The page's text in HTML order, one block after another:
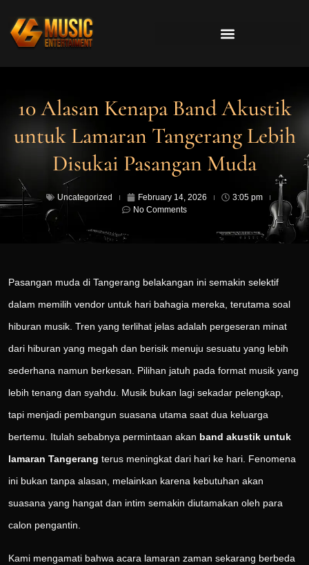
10 Alasan Kenapa Band Akustik
untuk Lamaran Tangerang Lebih
Disukai Pasangan Muda
Uncategorized February 14, 2026
3:05 pm
No Comments
Pasangan muda di Tangerang belakangan ini semakin selektif
dalam memilih vendor untuk hari bahagia mereka, terutama soal
hiburan musik. Tren yang terlihat jelas adalah pergeseran minat
dari hiburan yang megah dan berisik menuju sesuatu yang lebih
sederhana namun berkesan. Pilihan jatuh pada format musik yang
lebih tenang dan syahdu. Musik bukan lagi sekadar pelengkap,
tapi menjadi pembangun suasana utama saat dua keluarga
bertemu. Itulah sebabnya permintaan akan band akustik untuk
lamaran Tangerang terus meningkat dari hari ke hari. Fenomena
ini bukan tanpa alasan, melainkan karena kebutuhan akan
suasana yang hangat dan intim semakin diutamakan oleh para
calon pengantin.
Kami mengamati bahwa acara lamaran zaman sekarang berbeda